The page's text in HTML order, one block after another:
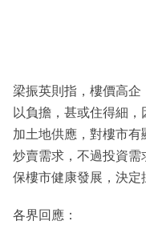
梁振英則指，樓價高
以負擔，甚或住得細
加土地供應，對樓市有
炒賣需求，不過投資
保樓市健康發展，決定
各界回應：